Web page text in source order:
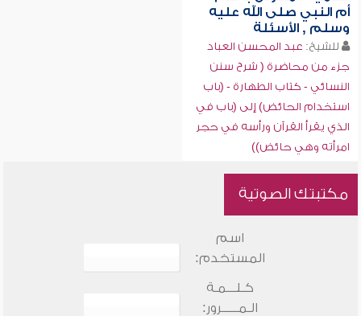
أم النبي صلى الله عليه
وسلم , الأسئلة
للشيخ: عبد المحسن العباد
جزء من محاضرة ( شرح سنن
النسائي - كتاب الطهارة - (باب
استخدام الحائض) إلى (باب في
الذي يقرأ القرآن ورأسه في حجر
امرأته وهي حائض))
مكتبتك الصوتية
اسم
المستخدم:
كـلـــمـة
الـمـــــرور: